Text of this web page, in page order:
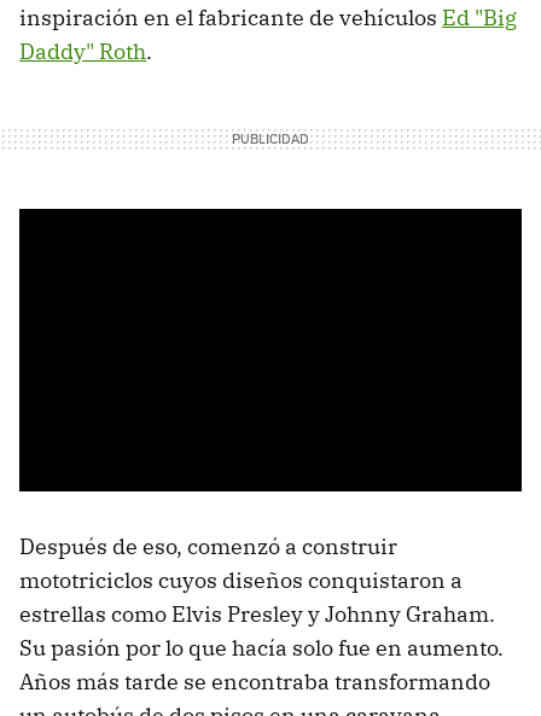
inspiración en el fabricante de vehículos Ed "Big
Daddy" Roth.
Después de eso, comenzó a construir
mototriciclos cuyos diseños conquistaron a
estrellas como Elvis Presley y Johnny Graham.
Su pasión por lo que hacía solo fue en aumento.
Años más tarde se encontraba transformando